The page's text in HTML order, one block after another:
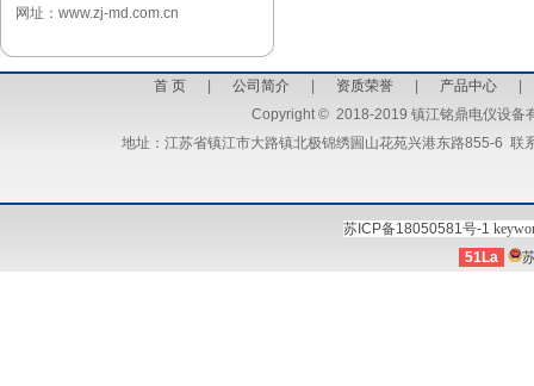
网址：www.zj-md.com.cn
首 页| 公司简介| 资质荣誉| 产品中心
Copyright© 2018-2019 镇江铭鼎电仪设备
地址：江苏省镇江市大路镇北极锦绣圌山花苑兴港东路855-6
苏ICP备18050581号-1
51La